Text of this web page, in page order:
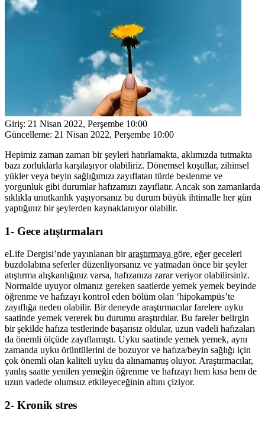
Giriş: 21 Nisan 2022, Perşembe 10:00
Güncelleme: 21 Nisan 2022, Perşembe 10:00
Hepimiz zaman zaman bir şeyleri hatırlamakta, aklımızda tutmakta
bazı zorluklarla karşılaşıyor olabiliriz. Dönemsel koşullar, zihinsel
yükler veya beyin sağlığımızı zayıflatan türde beslenme ve
yorgunluk gibi durumlar hafızamızı zayıflatır. Ancak son zamanlarda
sıklıkla unutkanlık yaşıyorsanız bu durum büyük ihtimalle her gün
yaptığınız bir şeylerden kaynaklanıyor olabilir.
1- Gece atıştırmaları
eLife Dergisi’nde yayınlanan biraraştırmaya göre, eğer geceleri
buzdolabına seferler düzenliyorsanız ve yatmadan önce bir şeyler
atıştırma alışkanlığınız varsa, hafızanıza zarar veriyor olabilirsiniz.
Normalde uyuyor olmanız gereken saatlerde yemek yemek beyinde
öğrenme ve hafızayı kontrol eden bölüm olan ‘hipokampüs’te
zayıflığa neden olabilir. Bir deneyde araştırmacılar farelere uyku
saatinde yemek vererek bu durumu araştırdılar. Bu fareler belirgin
bir şekilde hafıza testlerinde başarısız oldular, uzun vadeli hafızaları
da önemli ölçüde zayıflamıştı. Uyku saatinde yemek yemek, aynı
zamanda uyku örüntülerini de bozuyor ve hafıza/beyin sağlığı için
çok önemli olan kaliteli uyku da alınamamış oluyor. Araştırmacılar,
yanlış saatte yenilen yemeğin öğrenme ve hafızayı hem kısa hem de
uzun vadede olumsuz etkileyeceğinin altını çiziyor.
2- Kronik stres